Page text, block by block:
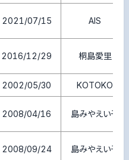
2021/07/15 AIS
2016/12/29 桐島愛里
2002/05/30 KOTOKO
2008/04/16 島みやえい子
2008/09/24 島みやえい子